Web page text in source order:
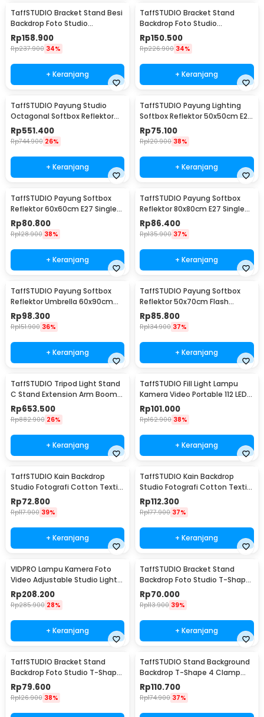
TaffSTUDIO Bracket Stand Besi
Backdrop Foto Studio
200x200cm - DD-110
Rp158.900
Rp237.900 34%
+ Keranjang
TaffSTUDIO Bracket Stand
Backdrop Foto Studio
200x160cm - DD-110
Rp150.500
Rp226.900 34%
+ Keranjang
TaffSTUDIO Payung Studio
Octagonal Softbox Reflektor
Flash 90cm - KS90
Rp551.400
Rp744.900 26%
+ Keranjang
TaffSTUDIO Payung Lighting
Softbox Reflektor 50x50cm E27
Single Socket - LD-TZ206
Rp75.100
Rp120.900 38%
+ Keranjang
TaffSTUDIO Payung Softbox
Reflektor 60x60cm E27 Single
Socket - LD-TZ206
Rp80.800
Rp128.900 38%
+ Keranjang
TaffSTUDIO Payung Softbox
Reflektor 80x80cm E27 Single
Socket - LD-TZ206
Rp86.400
Rp135.900 37%
+ Keranjang
TaffSTUDIO Payung Softbox
Reflektor Umbrella 60x90cm
E27 Single Socket - LD-TZ206
Rp98.300
Rp151.900 36%
+ Keranjang
TaffSTUDIO Payung Softbox
Reflektor 50x70cm Flash
Mount - CY50
Rp85.800
Rp134.900 37%
+ Keranjang
TaffSTUDIO Tripod Light Stand
C Stand Extension Arm Boom
Arm 130cm - 330F
Rp653.500
Rp882.900 26%
+ Keranjang
TaffSTUDIO Fill Light Lampu
Kamera Video Portable 112 LED -
FT-112
Rp101.000
Rp162.900 38%
+ Keranjang
TaffSTUDIO Kain Backdrop
Studio Fotografi Cotton Textile
Muslin Cloth 190x280cm - B29
Rp72.800
Rp117.900 39%
+ Keranjang
TaffSTUDIO Kain Backdrop
Studio Fotografi Cotton Textile
Muslin Cloth 300x300cm - B29
Rp112.300
Rp177.900 37%
+ Keranjang
VIDPRO Lampu Kamera Foto
Video Adjustable Studio Light
Kit 416 LED 30W - LED-416
Rp208.200
Rp285.900 28%
+ Keranjang
TaffSTUDIO Bracket Stand
Backdrop Foto Studio T-Shape
with 2 Clip 60x70cm - M138
Rp70.000
Rp113.900 39%
+ Keranjang
TaffSTUDIO Bracket Stand
Backdrop Foto Studio T-Shape
with 2 Clip 70x200cm - M138
Rp79.600
Rp126.900 38%
TaffSTUDIO Stand Background
Backdrop T-Shape 4 Clamp
200x190cm - M139
Rp110.700
Rp174.900 37%